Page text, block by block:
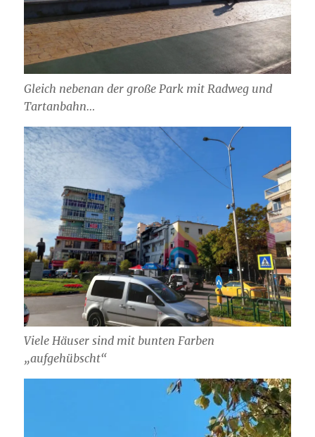
Gleich nebenan der große Park mit Radweg und
Tartanbahn…
Viele Häuser sind mit bunten Farben
„aufgehübscht“